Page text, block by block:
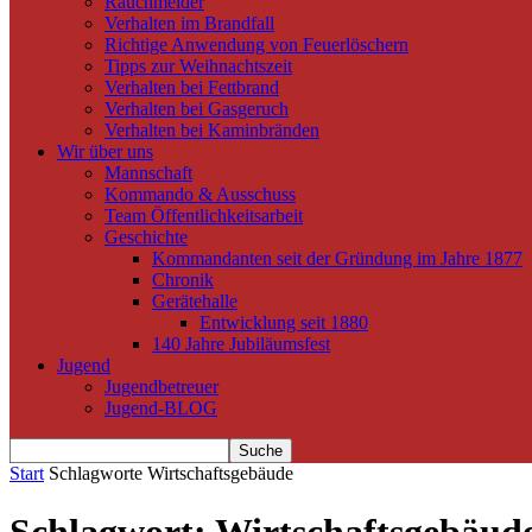
Verhalten im Brandfall
Richtige Anwendung von Feuerlöschern
Tipps zur Weihnachtszeit
Verhalten bei Fettbrand
Verhalten bei Gasgeruch
Verhalten bei Kaminbränden
Wir über uns
Mannschaft
Kommando & Ausschuss
Team Öffentlichkeitsarbeit
Geschichte
Kommandanten seit der Gründung im Jahre 1877
Chronik
Gerätehalle
Entwicklung seit 1880
140 Jahre Jubiläumsfest
Jugend
Jugendbetreuer
Jugend-BLOG
Start Schlagworte Wirtschaftsgebäude